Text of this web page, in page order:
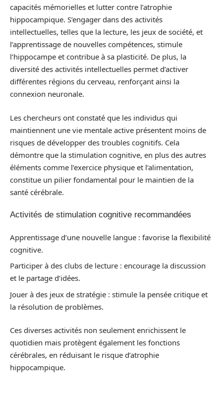
capacités mémorielles et lutter contre l’atrophie
hippocampique. S’engager dans des activités
intellectuelles, telles que la lecture, les jeux de société, et
l’apprentissage de nouvelles compétences, stimule
l’hippocampe et contribue à sa plasticité. De plus, la
diversité des activités intellectuelles permet d’activer
différentes régions du cerveau, renforçant ainsi la
connexion neuronale.
Les chercheurs ont constaté que les individus qui
maintiennent une vie mentale active présentent moins de
risques de développer des troubles cognitifs. Cela
démontre que la stimulation cognitive, en plus des autres
éléments comme l’exercice physique et l’alimentation,
constitue un pilier fondamental pour le maintien de la
santé cérébrale.
Activités de stimulation cognitive recommandées
Apprentissage d’une nouvelle langue : favorise la flexibilité
cognitive.
Participer à des clubs de lecture : encourage la discussion
et le partage d’idées.
Jouer à des jeux de stratégie : stimule la pensée critique et
la résolution de problèmes.
Ces diverses activités non seulement enrichissent le
quotidien mais protègent également les fonctions
cérébrales, en réduisant le risque d’atrophie
hippocampique.